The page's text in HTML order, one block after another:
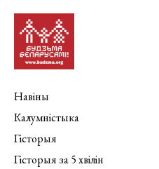
Навіны
Калумністыка
Гісторыя
Гісторыя за 5 хвілін